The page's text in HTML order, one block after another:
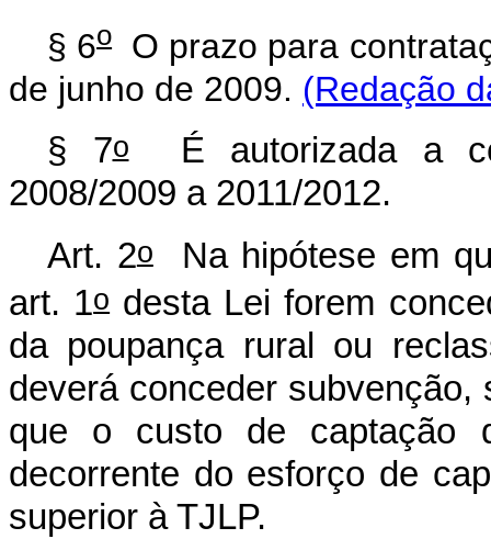
§ 6oO prazo para
de junho de 2009. (Redação
§ 7oÉ autorizada a
2008/2009 a 2011/2012.
Art. 2oNa hipótese em
art. 1odesta Lei forem
da poupança rural ou
deverá conceder subvenção,
que o custo de captação
decorrente do esforço de
superior à TJLP.